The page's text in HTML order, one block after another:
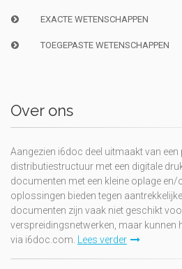
EXACTE WETENSCHAPPEN
TOEGEPASTE WETENSCHAPPEN
Over ons
Aangezien i6doc deel uitmaakt van een
distributiestructuur met een digitale
documenten met een kleine oplage
oplossingen bieden tegen
documenten zijn vaak niet geschikt
verspreidingsnetwerken, maar kunnen
via i6doc.com. Lees verder